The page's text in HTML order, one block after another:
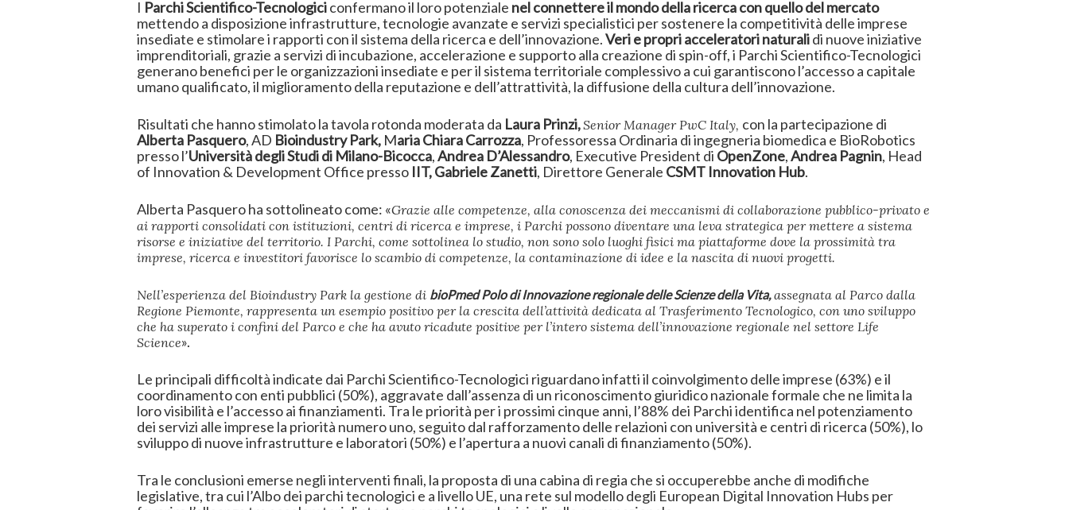
I Parchi Scientifico-Tecnologiciconfermano il loro potenziale nel connettere il mondo della ricerca con quello del mercato
mettendo a disposizione infrastrutture, tecnologie avanzate e servizi specialistici per sostenere la competitività delle imprese
insediate e stimolare i rapporti con il sistema della ricerca e dell’innovazione.Veri e propriacceleratori naturalidi nuove iniziative
imprenditoriali, grazie a servizi di incubazione, accelerazione e supporto alla creazione di spin-off, i Parchi Scientifico-Tecnologici
generano benefici per le organizzazioni insediate e per il sistema territoriale complessivo a cui garantiscono l’accesso a capitale
umano qualificato, il miglioramento della reputazione e dell’attrattività, la diffusione della cultura dell’innovazione.
Risultati che hanno stimolato la tavola rotonda moderata da Laura Prinzi,Senior Manager PwC Italy, con la partecipazione di
Alberta Pasquero, AD Bioindustry Park, Maria Chiara Carrozza, Professoressa Ordinaria di ingegneria biomedica e BioRobotics
presso l’Università degli Studi di Milano-Bicocca,Andrea D’Alessandro, Executive President di OpenZone,Andrea Pagnin, Head
of Innovation & Development Office presso IIT, Gabriele Zanetti, Direttore Generale CSMT Innovation Hub.
Alberta Pasquero ha sottolineato come: «Grazie alle competenze, alla conoscenza dei meccanismi di collaborazione pubblico-privato e
ai rapporti consolidati con istituzioni, centri di ricerca e imprese, i Parchi possono diventare una leva strategica per mettere a sistema
risorse e iniziative del territorio. I Parchi, come sottolinea lo studio, non sono solo luoghi fisici ma piattaforme dove la prossimità tra
imprese, ricerca e investitori favorisce lo scambio di competenze, la contaminazione di idee e la nascita di nuovi progetti.
Nell’esperienza del Bioindustry Park la gestione di bioPmed Polo di Innovazione regionale delle Scienze della Vita,assegnata al Parco dalla
Regione Piemonte, rappresenta un esempio positivo per la crescita dell’attività dedicata al Trasferimento Tecnologico, con uno sviluppo
che ha superato i confini del Parco e che ha avuto ricadute positive per l’intero sistema dell’innovazione regionale nel settore Life
Science».
Le principali difficoltà indicate dai Parchi Scientifico-Tecnologici riguardano infatti il coinvolgimento delle imprese (63%) e il
coordinamento con enti pubblici (50%), aggravate dall’assenza di un riconoscimento giuridico nazionale formale che ne limita la
loro visibilità e l’accesso ai finanziamenti. Tra le priorità per i prossimi cinque anni, l’88% dei Parchi identifica nel potenziamento
dei servizi alle imprese la priorità numero uno, seguito dal rafforzamento delle relazioni con università e centri di ricerca (50%), lo
sviluppo di nuove infrastrutture e laboratori (50%) e l’apertura a nuovi canali di finanziamento (50%).
Tra le conclusioni emerse negli interventi finali, la proposta di una cabina di regia che si occuperebbe anche di modifiche
legislative, tra cui l’Albo dei parchi tecnologici e a livello UE, una rete sul modello degli European Digital Innovation Hubs per